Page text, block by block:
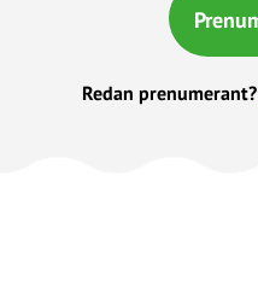
Redan prenumerant?